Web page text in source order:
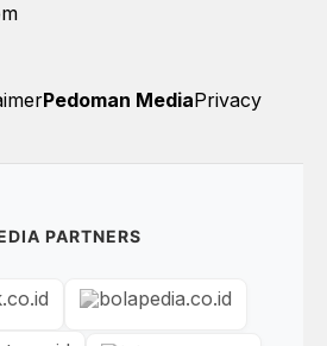
Pedoman MediaPrivacy
PARTNERS